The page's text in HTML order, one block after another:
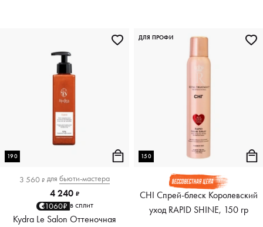
190
3 560 ₽ для бьюти-мастера
4 240 ₽
1060₽ в сплит
Kydra Le Salon Оттеночная
150
CHI Спрей-блеск Королевский
уход RAPID SHINE, 150 гр
ДЛЯ ПРОФИ